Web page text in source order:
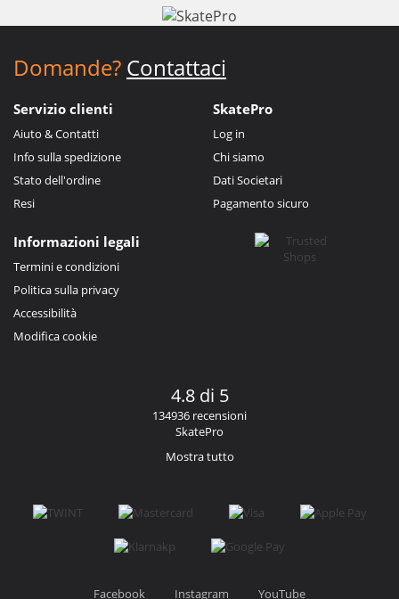
Domande? Contattaci
Servizio clienti
Aiuto & Contatti
Info sulla spedizione
Stato dell'ordine
Resi
SkatePro
Log in
Chi siamo
Dati Societari
Pagamento sicuro
Informazioni legali
Termini e condizioni
Politica sulla privacy
Accessibilità
Modifica cookie
4.8 di 5
134936 recensioni
SkatePro
Mostra tutto
Facebook Instagram YouTube